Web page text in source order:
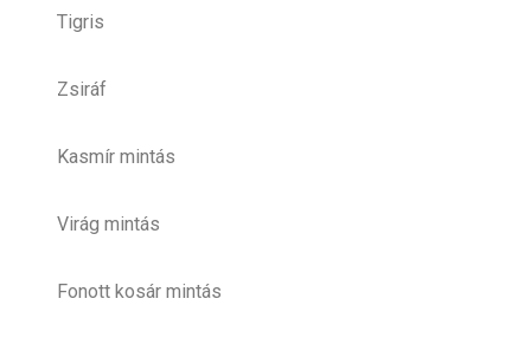
Tigris
Zsiráf
Kasmír mintás
Virág mintás
Fonott kosár mintás